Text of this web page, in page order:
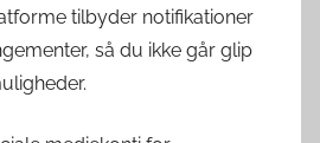
tilbyder notifikationer
så du ikke går glip